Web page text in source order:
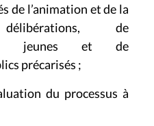
de l’animation et de la
de
des jeunes et de
précarisés ;
du processus à